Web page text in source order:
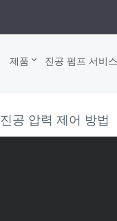
제품 진공 펌프 서비스
진공 압력 제어 방법